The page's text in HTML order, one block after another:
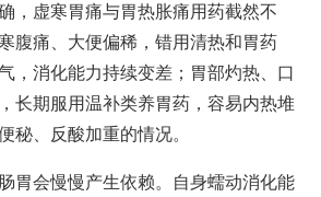
，虚寒胃痛与胃热胀痛用药截然不
腹痛、大便偏稀，错用清热和胃药
，消化能力持续变差；胃部灼热、口
长期服用温补类养胃药，容易内热堆
秘、反酸加重的情况。
胃会慢慢产生依赖。自身蠕动消化能